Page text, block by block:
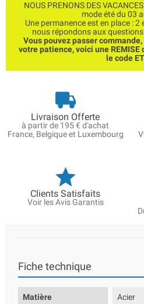
NOUS PRENONS DES
mode été du 03
Une permanence est en place :
nous répondons aux
Vous pouvez passer
votre patience, voici une REMISE
le code
Livraison Offerte
à partir de 195 € d'achat
France, Belgique et Luxembourg
Clients Satisfaits
Voir les Avis Garantis
Fiche technique
Matière Acier